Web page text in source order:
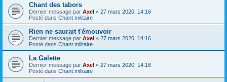
Chant des tabors
Dernier message par Axel « 27 mars 2020, 14:16
Posté dans Chant militaire
Rien ne saurait t'émouvoir
Dernier message par Axel « 27 mars 2020, 14:16
Posté dans Chant militaire
La Galette
Dernier message par Axel « 27 mars 2020, 14:16
Posté dans Chant militaire